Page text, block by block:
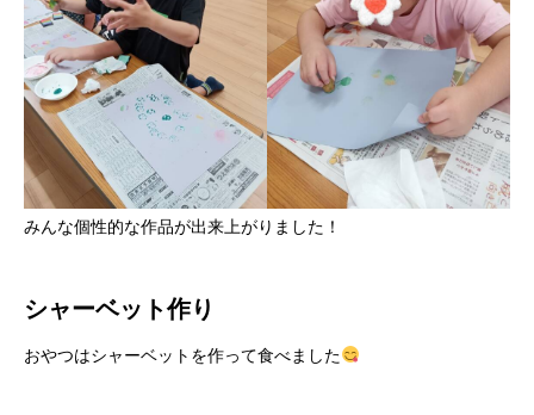
みんな個性的な作品が出来上がりました！
シャーベット作り
おやつはシャーベットを作って食べました